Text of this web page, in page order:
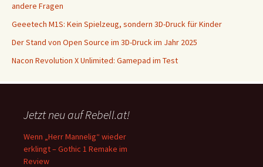
andere Fragen
Geeetech M1S: Kein Spielzeug, sondern 3D-Druck für Kinder
Der Stand von Open Source im 3D-Druck im Jahr 2025
Nacon Revolution X Unlimited: Gamepad im Test
Jetzt neu auf Rebell.at!
Wenn „Herr Mannelig“ wieder
erklingt – Gothic 1 Remake im
Review